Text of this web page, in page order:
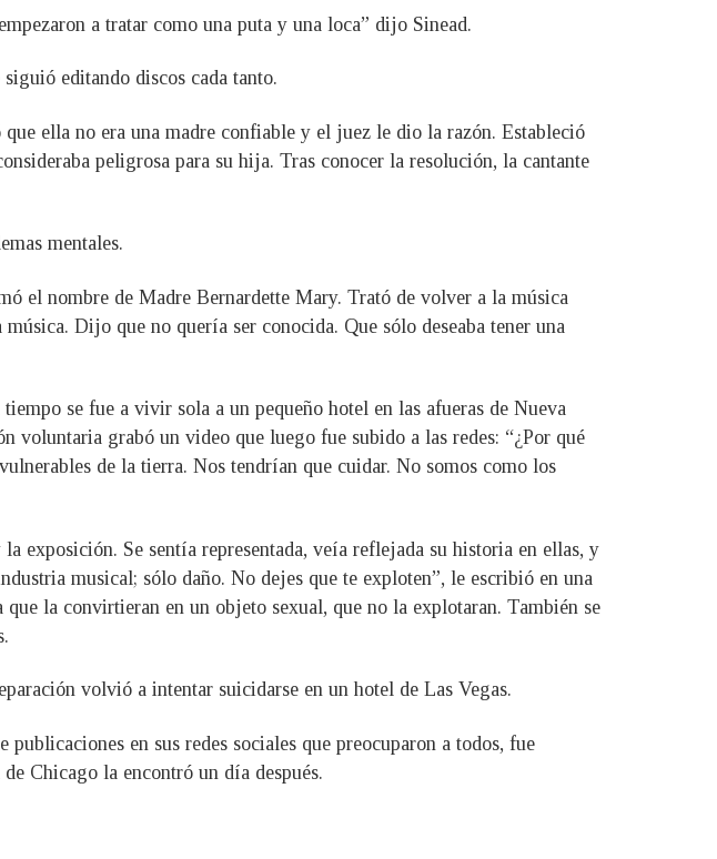
a tratar como una puta y una loca” dijo Sinead.
editando discos cada tanto.
ella no era una madre confiable y el juez le dio la razón. Estableció
peligrosa para su hija. Tras conocer la resolución, la cantante
mentales.
el nombre de Madre Bernardette Mary. Trató de volver a la música
Dijo que no quería ser conocida. Que sólo deseaba tener una
se fue a vivir sola a un pequeño hotel en las afueras de Nueva
voluntaria grabó un video que luego fue subido a las redes: “¿Por qué
de la tierra. Nos tendrían que cuidar. No somos como los
exposición. Se sentía representada, veía reflejada su historia en ellas, y
musical; sólo daño. No dejes que te exploten”, le escribió en una
la convirtieran en un objeto sexual, que no la explotaran. También se
volvió a intentar suicidarse en un hotel de Las Vegas.
en sus redes sociales que preocuparon a todos, fue
Chicago la encontró un día después.